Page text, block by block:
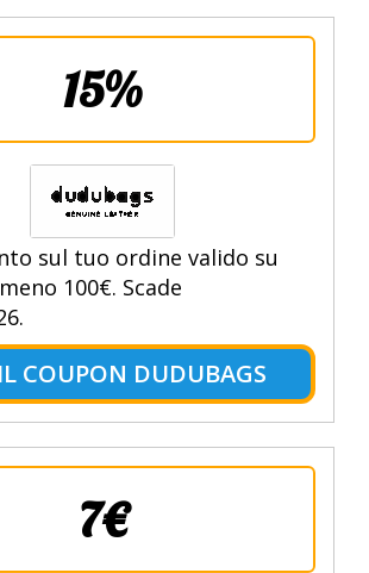
15%
sul tuo ordine valido su
100€. Scade
COUPON DUDUBAGS
7€